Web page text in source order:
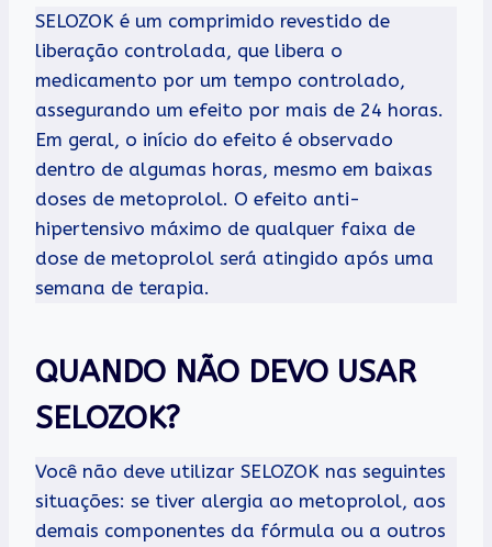
SELOZOK é um comprimido revestido de
liberação controlada, que libera o
medicamento por um tempo controlado,
assegurando um efeito por mais de 24 horas.
Em geral, o início do efeito é observado
dentro de algumas horas, mesmo em baixas
doses de metoprolol. O efeito anti-
hipertensivo máximo de qualquer faixa de
dose de metoprolol será atingido após uma
semana de terapia.
QUANDO NÃO DEVO USAR
SELOZOK?
Você não deve utilizar SELOZOK nas seguintes
situações: se tiver alergia ao metoprolol, aos
demais componentes da fórmula ou a outros